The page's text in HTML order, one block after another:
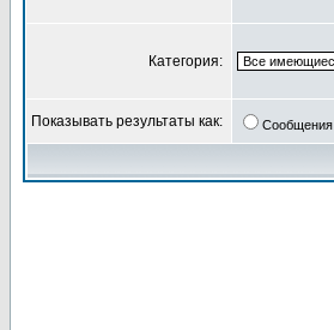
Категория:
Показывать результаты как: Сообщения